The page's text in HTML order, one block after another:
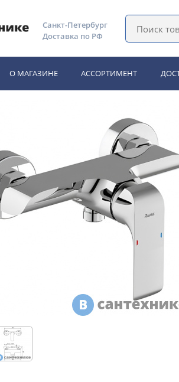
Санкт-Петербург
Доставка по РФ
О МАГАЗИНЕ АССОРТИМЕНТ
Смеситель Ravak FL 032.00/150
Ravak FL